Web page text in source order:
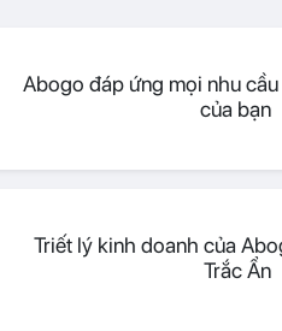
Abogo đáp ứng mọi nhu
của bạn
Triết lý kinh doanh của
Trắc Ẩn